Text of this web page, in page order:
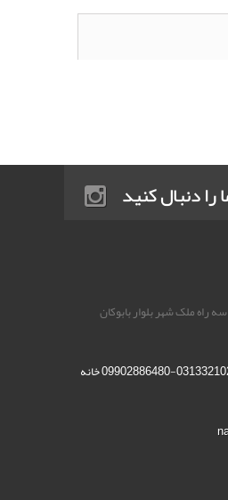
را دنبال کنید
راه ملک شهر بلوار بابوکان
03133210223-09902886480 خانه